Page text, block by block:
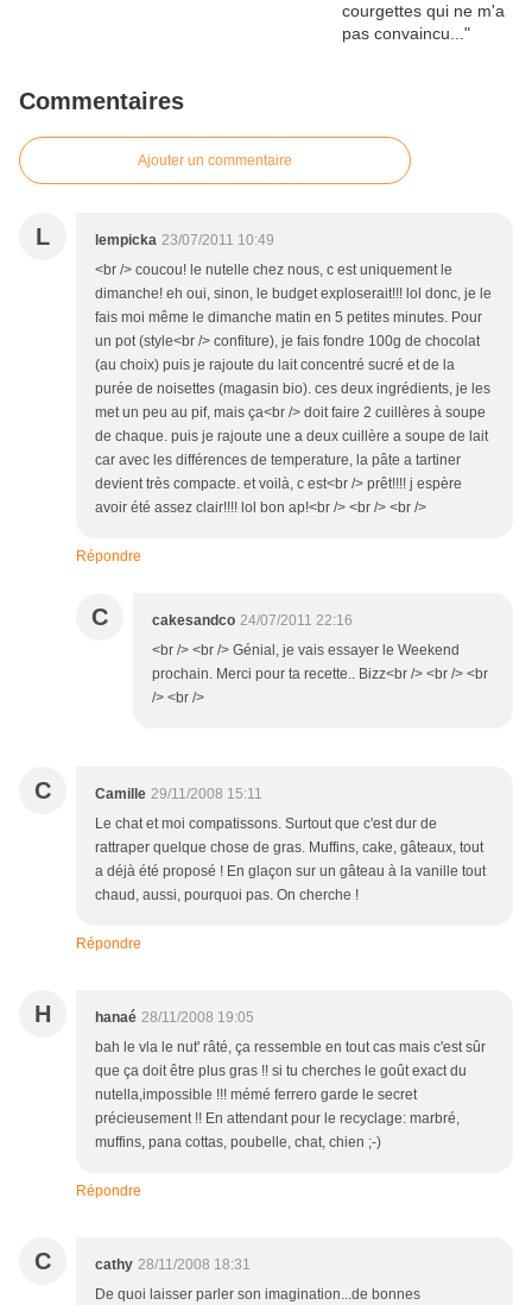
Commentaires
Ajouter un commentaire
L lempicka 23/07/2011 10:49
<br /> coucou! le nutelle chez nous, c est uniquement le
dimanche! eh oui, sinon, le budget exploserait!!! lol donc, je le
fais moi même le dimanche matin en 5 petites minutes. Pour
un pot (style<br /> confiture), je fais fondre 100g de chocolat
(au choix) puis je rajoute du lait concentré sucré et de la
purée de noisettes (magasin bio). ces deux ingrédients, je les
met un peu au pif, mais ça<br /> doit faire 2 cuillères à soupe
de chaque. puis je rajoute une a deux cuillère a soupe de lait
car avec les différences de temperature, la pâte a tartiner
devient très compacte. et voilà, c est<br /> prêt!!!! j espère
avoir été assez clair!!!! lol bon ap!<br /> <br /> <br />
Répondre
C cakesandco 24/07/2011 22:16
<br /> <br /> Génial, je vais essayer le Weekend
prochain. Merci pour ta recette.. Bizz<br /> <br /> <br
/> <br />
C Camille 29/11/2008 15:11
Le chat et moi compatissons. Surtout que c'est dur de
rattraper quelque chose de gras. Muffins, cake, gâteaux, tout
a déjà été proposé ! En glaçon sur un gâteau à la vanille tout
chaud, aussi, pourquoi pas. On cherche !
Répondre
H hanaé 28/11/2008 19:05
bah le vla le nut' râté, ça ressemble en tout cas mais c'est sûr
que ça doit être plus gras !! si tu cherches le goût exact du
nutella,impossible !!! mémé ferrero garde le secret
précieusement !! En attendant pour le recyclage: marbré,
muffins, pana cottas, poubelle, chat, chien ;-)
Répondre
C cathy 28/11/2008 18:31
De quoi laisser parler son imagination...de bonnes